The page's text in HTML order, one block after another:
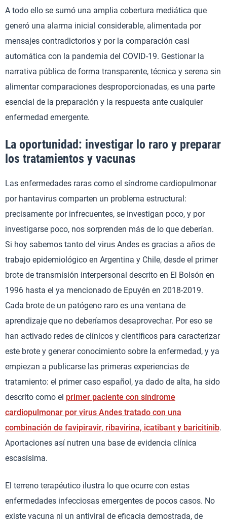
A todo ello se sumó una amplia cobertura mediática que
generó una alarma inicial considerable, alimentada por
mensajes contradictorios y por la comparación casi
automática con la pandemia del COVID-19. Gestionar la
narrativa pública de forma transparente, técnica y serena sin
alimentar comparaciones desproporcionadas, es una parte
esencial de la preparación y la respuesta ante cualquier
enfermedad emergente.
La oportunidad: investigar lo raro y preparar
los tratamientos y vacunas
Las enfermedades raras como el síndrome cardiopulmonar
por hantavirus comparten un problema estructural:
precisamente por infrecuentes, se investigan poco, y por
investigarse poco, nos sorprenden más de lo que deberían.
Si hoy sabemos tanto del virus Andes es gracias a años de
trabajo epidemiológico en Argentina y Chile, desde el primer
brote de transmisión interpersonal descrito en El Bolsón en
1996 hasta el ya mencionado de Epuyén en 2018-2019.
Cada brote de un patógeno raro es una ventana de
aprendizaje que no deberíamos desaprovechar. Por eso se
han activado redes de clínicos y científicos para caracterizar
este brote y generar conocimiento sobre la enfermedad, y ya
empiezan a publicarse las primeras experiencias de
tratamiento: el primer caso español, ya dado de alta, ha sido
descrito como el primer paciente con síndrome
cardiopulmonar por virus Andes tratado con una
combinación de favipiravir, ribavirina, icatibant y baricitinib.
Aportaciones así nutren una base de evidencia clínica
escasísima.
El terreno terapéutico ilustra lo que ocurre con estas
enfermedades infecciosas emergentes de pocos casos. No
existe vacuna ni un antiviral de eficacia demostrada, de